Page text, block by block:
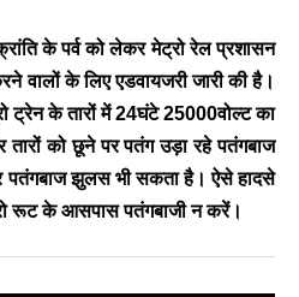
के पर्व को लेकर मेट्रो रेल प्रशासन
वालों के लिए एडवायजरी जारी की है।
ट्रेन के तारों में 24घंटे 25000वोल्ट का
को छूने पर पतंग उड़ा रहे पतंगबाज
झुलस भी सकता है। ऐसे हादसे
रूट के आसपास पतंगबाजी न करें।
रोजगार बढ़ाने पर सहमति
Vijay - August 6, 2026
<section class="text-token-
text-primary w-full
focus:outline-none has-data-
writing-block:pointer-events-
none <&:has()>*>:pointer-
R6Vx5W_threadScrollVars